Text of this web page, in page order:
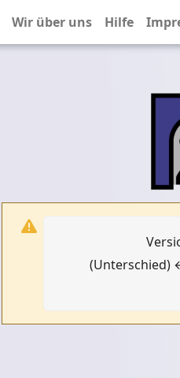
Wir über uns Hilfe
(Unterschied)